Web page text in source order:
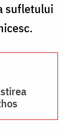
sufletului